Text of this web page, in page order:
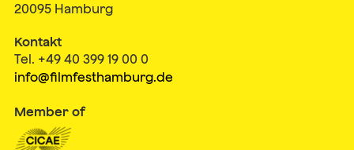
20095 Hamburg
Kontakt
Tel. +49 40 399 19 00 0
info@filmfesthamburg.de
Member of